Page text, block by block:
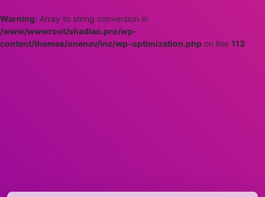
Warning: Array to string conversion in
/www/wwwroot/shadiao.pro/wp-
content/themes/onenav/inc/wp-optimization.php on line 113